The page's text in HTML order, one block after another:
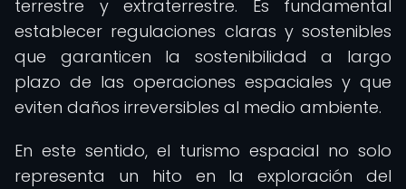
terrestre y extraterrestre. Es fundamental
establecer regulaciones claras y sostenibles
que garanticen la sostenibilidad a largo
plazo de las operaciones espaciales y que
eviten daños irreversibles al medio ambiente.
En este sentido, el turismo espacial no solo
representa un hito en la exploración del